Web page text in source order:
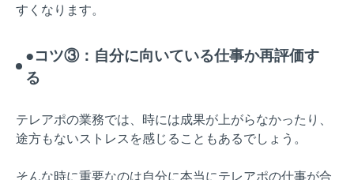
すくなります。
●コツ③：自分に向いている仕事か再評価す
る
テレアポの業務では、時には成果が上がらなかったり、
途方もないストレスを感じることもあるでしょう。
そんな時に重要なのは自分に本当にテレアポの仕事が合